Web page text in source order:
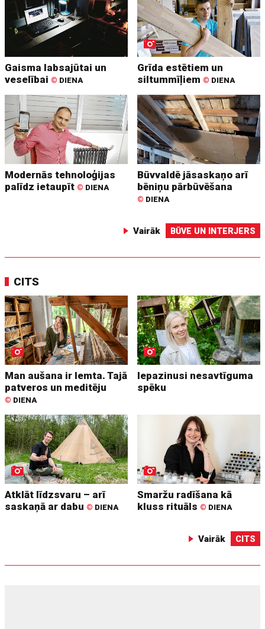
Gaisma labsajūtai un
veselībai © DIENA
Grīda estētiem un
siltummīļiem © DIENA
Modernās tehnoloģijas
palīdz ietaupīt © DIENA
Būvvaldē jāsaskaņo arī
bēniņu pārbūvēšana
© DIENA
Vairāk BŪVE UN INTERJERS
CITS
Man aušana ir lemta. Tajā
patveros un meditēju
© DIENA
Iepazinusi nesavtīguma
spēku
Atklāt līdzsvaru – arī
saskaņā ar dabu © DIENA
Smaržu radīšana kā
kluss rituāls © DIENA
Vairāk CITS